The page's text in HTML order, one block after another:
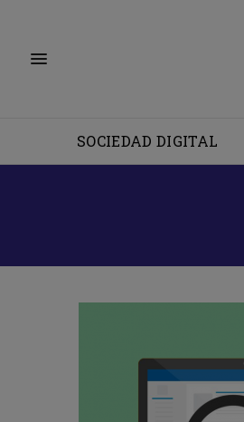
SOCIEDAD DIGITAL